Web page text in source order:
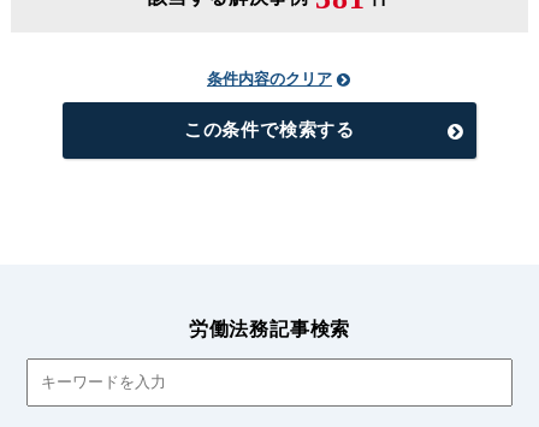
条件内容のクリア
この条件で検索する
労働法務記事検索